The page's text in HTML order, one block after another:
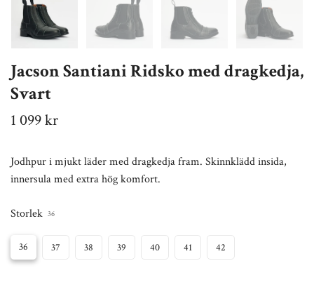
Jacson Santiani Ridsko med dragkedja,
Svart
1 099 kr
Jodhpur i mjukt läder med dragkedja fram. Skinnklädd insida,
innersula med extra hög komfort.
Storlek 36
36 37 38 39 40 41 42